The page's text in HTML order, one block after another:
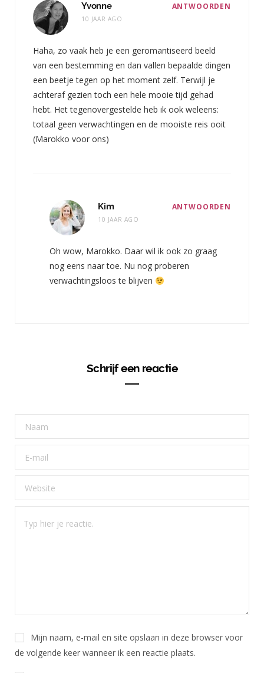
Yvonne
10 JAAR AGO
ANTWOORDEN
Haha, zo vaak heb je een geromantiseerd beeld
van een bestemming en dan vallen bepaalde dingen
een beetje tegen op het moment zelf. Terwijl je
achteraf gezien toch een hele mooie tijd gehad
hebt. Het tegenovergestelde heb ik ook weleens:
totaal geen verwachtingen en de mooiste reis ooit
(Marokko voor ons)
Kim
10 JAAR AGO
ANTWOORDEN
Oh wow, Marokko. Daar wil ik ook zo graag
nog eens naar toe. Nu nog proberen
verwachtingsloos te blijven
Schrijf een reactie
Mijn naam, e-mail en site opslaan in deze browser voor
de volgende keer wanneer ik een reactie plaats.